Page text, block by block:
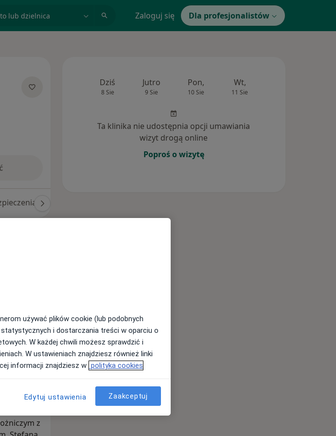
Zaloguj się Dla profesjonalistów
tyle
zgodną
–
w
z
Dziś
8 Sie
Jutro
9 Sie
Pon,
10 Sie
Wt,
11 Sie
Ta klinika nie udostępnia opcji umawiania
wizyt drogą online
Poproś o wizytę
używać plików cookie (lub podobnych
i dostarczania treści w oparciu o
W każdej chwili możesz sprawdzić i
W ustawieniach znajdziesz również linki
informacji znajdziesz w polityka cookies
Edytuj ustawienia Zaakceptuj